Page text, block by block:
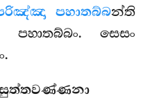
පහාතබ්බන්ති
පහාතබ්බං. සෙසං